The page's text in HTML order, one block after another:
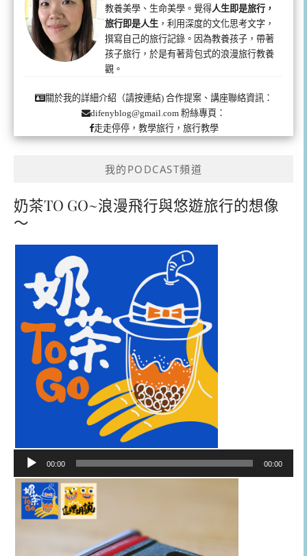
教養美學、生命美學。覺得人生即是旅行，
旅行即是人生 ，利用深度的文化思考文字，
撰寫自己的旅行記錄。因為教養孩子，帶著
孩子旅行，於是有著背包式的浪漫旅行教養
觀。
關於我的詳細介紹（請按連結)合作提案、講座聯絡資訊：
difenyblog@gmail.com 粉絲專頁：
走走停停，教學旅行，旅行教學
我的PODCAST頻道
奶茶TO GO~浪漫飛行與悠遊旅行的想像
～
播
器
00:00 00:00